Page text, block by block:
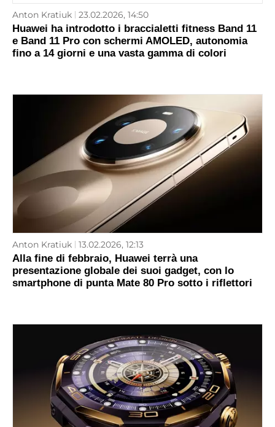
Anton Kratiuk 23.02.2026, 14:50
Huawei ha introdotto i braccialetti fitness Band 11
e Band 11 Pro con schermi AMOLED, autonomia
fino a 14 giorni e una vasta gamma di colori
Anton Kratiuk 13.02.2026, 12:13
Alla fine di febbraio, Huawei terrà una
presentazione globale dei suoi gadget, con lo
smartphone di punta Mate 80 Pro sotto i riflettori